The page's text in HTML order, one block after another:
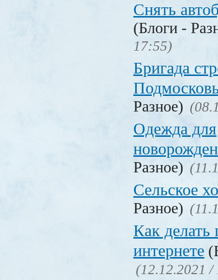
Снять
(Блоги -
17:55)
Бригада
Разное)
Одежда для
Разное)
Сельское
Разное)
Как делать
интернете
(12.12.2021 /